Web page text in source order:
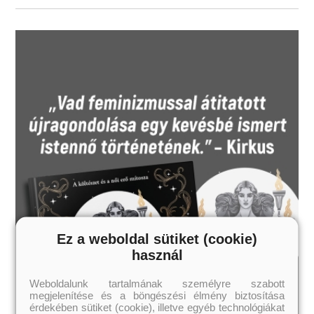
Ez a weboldal sütiket (cookie)
használ
Weboldalunk tartalmának személyre szabott
megjelenítése és a böngészési élmény biztosítása
érdekében sütiket (cookie), illetve egyéb technológiákat